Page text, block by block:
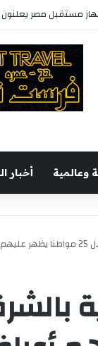
يعلنون بدء طرح السكر الحر
وعالمية أخبار